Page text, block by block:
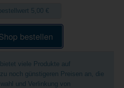
5,00 €
bestellen
viele Produkte auf
noch günstigeren Preisen an, die
und Verlinkung von